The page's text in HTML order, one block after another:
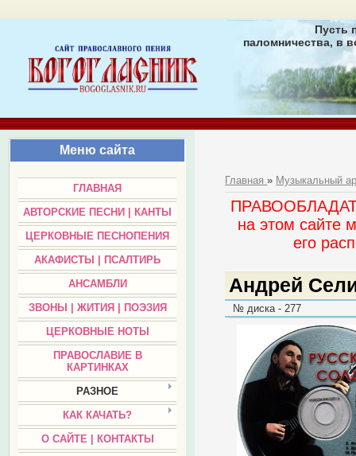
Пусть
паломничества, в
Меню сайта
ГЛАВНАЯ
АВТОРСКИЕ ПЕСНИ | КАНТЫ
ЦЕРКОВНЫЕ ПЕСНОПЕНИЯ
АКАФИСТЫ | ПСАЛТИРЬ
АНСАМБЛИ
ЗВОНЫ | ЖИТИЯ | ПОЭЗИЯ
ЦЕРКОВНЫЕ НОТЫ
ПРАВОСЛАВИЕ В
КАРТИНКАХ
РАЗНОЕ
КАК КАЧАТЬ?
О САЙТЕ | КОНТАКТЫ
Главная» Музыкальный
на этом сайте
его
Андрей
№ диска - 277